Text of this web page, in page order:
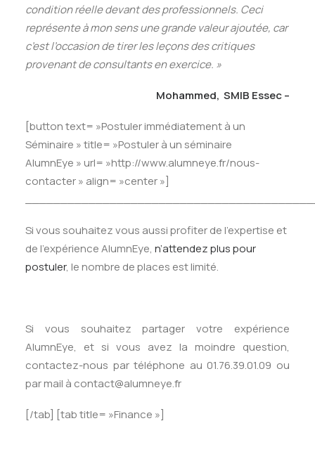
condition réelle devant des professionnels. Ceci
représente à mon sens une grande valeur ajoutée, car
c’est l’occasion de tirer les leçons des critiques
provenant de consultants en exercice. »
Mohammed, SMIB Essec –
[button text= »Postuler immédiatement à un
Séminaire » title= »Postuler à un séminaire
AlumnEye » url= »http://www.alumneye.fr/nous-
contacter » align= »center »]
Si vous souhaitez vous aussi profiter de l’expertise et
de l’expérience AlumnEye, n’attendez plus pour
postuler, le nombre de places est limité.
Si vous souhaitez partager votre expérience
AlumnEye, et si vous avez la moindre question,
contactez-nous par téléphone au 01.76.39.01.09 ou
par mail à contact@alumneye.fr
[/tab] [tab title= »Finance »]